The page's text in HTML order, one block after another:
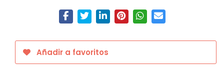
Añadir a favoritos